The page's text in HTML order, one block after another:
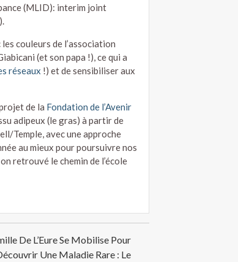
(MLID): interim joint
les couleurs de l’association
(et son papa !), ce qui a
réseaux !) et de sensibiliser aux
de la Fondation de l’Avenir
adipeux (le gras) à partir de
Temple, avec une approche
au mieux pour poursuivre nos
retrouvé le chemin de l’école
De L’Eure Se Mobilise Pour
Une Maladie Rare : Le